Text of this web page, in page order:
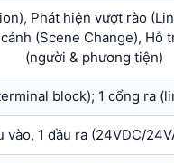
Phát hiện vượt rào
(Scene Change),
(người & phương tiện)
block); 1 cổng ra
vào, 1 đầu ra (24VDC/